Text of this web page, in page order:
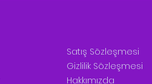
Satış Sözleşmesi
Gizlilik Sözleşmesi
Hakkımızda